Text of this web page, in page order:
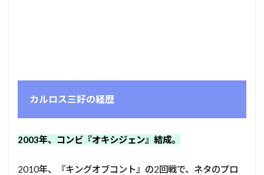
カルロス三好の経歴
2003年、コンビ『オキシジェン』結成。
2010年、『キングオブコント』の2回戦で、ネタのプロ